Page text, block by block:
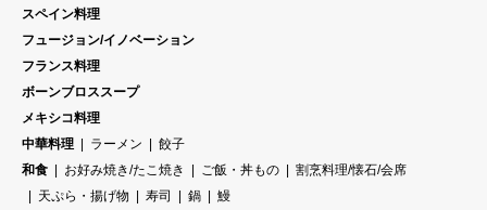
スペイン料理
フュージョン/イノベーション
フランス料理
ボーンブロススープ
メキシコ料理
中華料理
ラーメン
餃子
和食
お好み焼き/たこ焼き ご飯・丼もの
割烹料理/懐石/会席
天ぷら・揚げ物
寿司 鍋
鰻